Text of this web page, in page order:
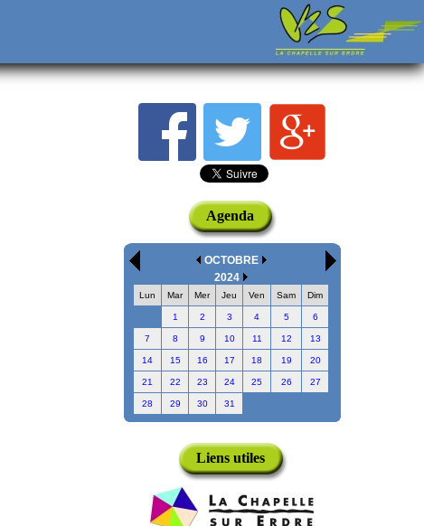
Agenda
OCTOBRE
2024
Lun Mar Mer Jeu Ven Sam Dim
1 2 3 4 5 6
7 8 9 10 11 12 13
14 15 16 17 18 19 20
21 22 23 24 25 26 27
28 29 30 31
Liens utiles